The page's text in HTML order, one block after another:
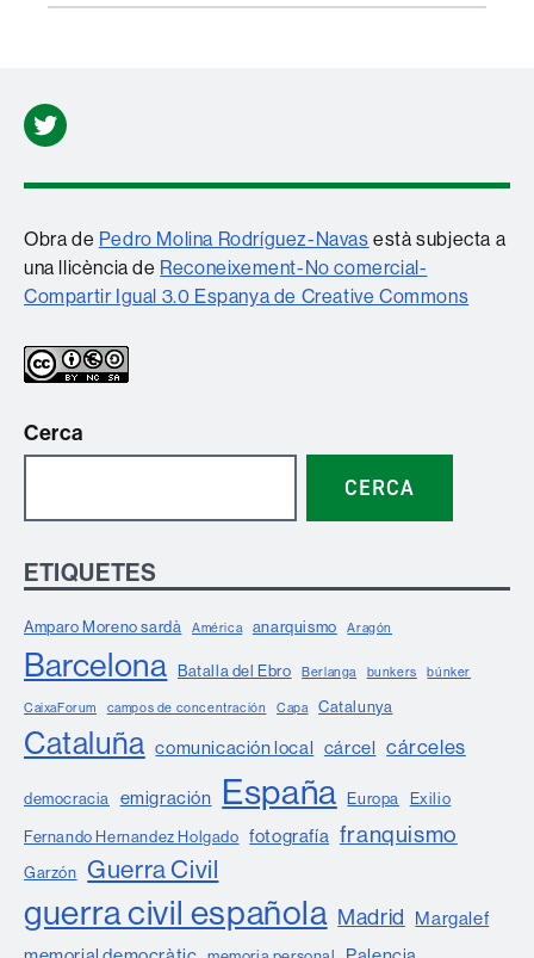
Twitter
Obra de Pedro Molina Rodríguez-Navas està subjecta a
una llicència de Reconeixement-No comercial-
Compartir Igual 3.0 Espanya de Creative Commons
Cerca
CERCA
ETIQUETES
Amparo Moreno sardà América anarquismo Aragón
Barcelona Batalla del Ebro Berlanga bunkers búnker
CaixaForum campos de concentración Capa Catalunya
Cataluña comunicación local cárcel cárceles
democracia emigración España Europa
Exilio
Fernando Hernandez Holgado fotografía franquismo
Garzón Guerra Civil
guerra civil española Madrid Margalef